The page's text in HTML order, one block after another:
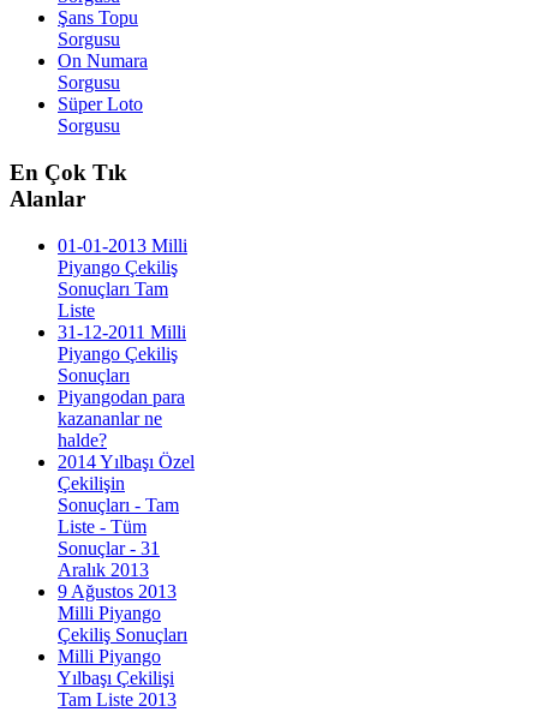
Şans Topu
Sorgusu
On Numara
Sorgusu
Süper Loto
Sorgusu
En Çok Tık
Alanlar
01-01-2013 Milli
Piyango Çekiliş
Sonuçları Tam
Liste
31-12-2011 Milli
Piyango Çekiliş
Sonuçları
Piyangodan para
kazananlar ne
halde?
2014 Yılbaşı Özel
Çekilişin
Sonuçları - Tam
Liste - Tüm
Sonuçlar - 31
Aralık 2013
9 Ağustos 2013
Milli Piyango
Çekiliş Sonuçları
Milli Piyango
Yılbaşı Çekilişi
Tam Liste 2013